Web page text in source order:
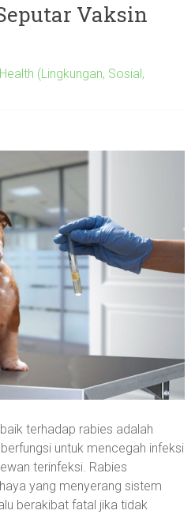
Vaksin
Health (Lingkungan, Sosial,
terhadap rabies adalah
untuk mencegah infeksi
terinfeksi. Rabies
yang menyerang sistem
berakibat fatal jika tidak